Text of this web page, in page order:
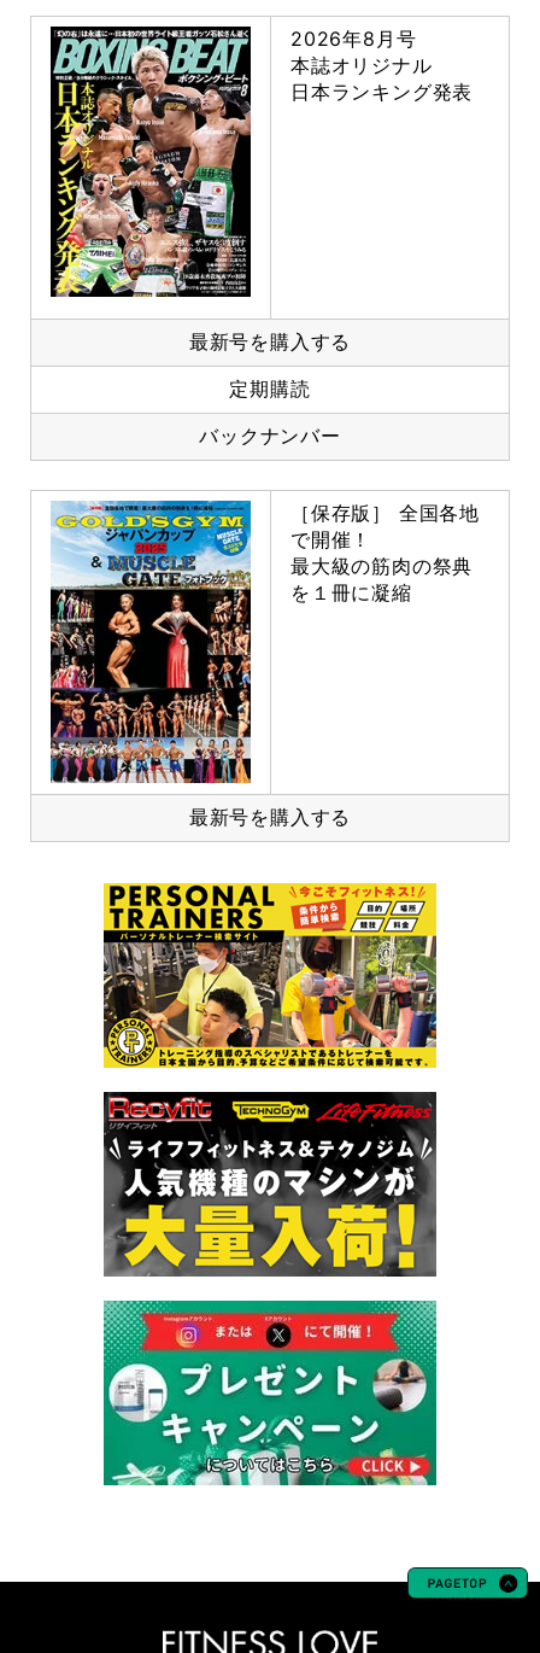
2026年8月号
本誌オリジナル
日本ランキング発表
最新号を購入する
定期購読
バックナンバー
［保存版］ 全国各地
で開催！
最大級の筋肉の祭典
を１冊に凝縮
最新号を購入する